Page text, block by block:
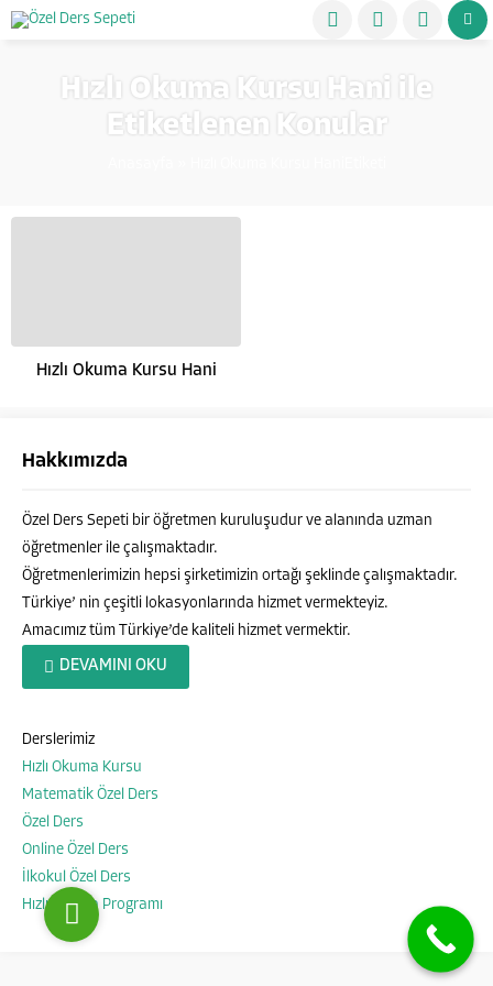
Hızlı Okuma Kursu Hani ile
Etiketlenen Konular
Hızlı Okuma Kursu Hani
Hakkımızda
Özel Ders Sepeti bir öğretmen kuruluşudur ve alanında uzman
öğretmenler ile çalışmaktadır.
Öğretmenlerimizin hepsi şirketimizin ortağı şeklinde çalışmaktadır.
Türkiye’ nin çeşitli lokasyonlarında hizmet vermekteyiz.
Amacımız tüm Türkiye’de kaliteli hizmet vermektir.
DEVAMINI OKU
Derslerimiz
Hızlı Okuma Kursu
Matematik Özel Ders
Özel Ders
Online Özel Ders
İlkokul Özel Ders
Hızlı Okuma Programı
Özel Ders Sepeti